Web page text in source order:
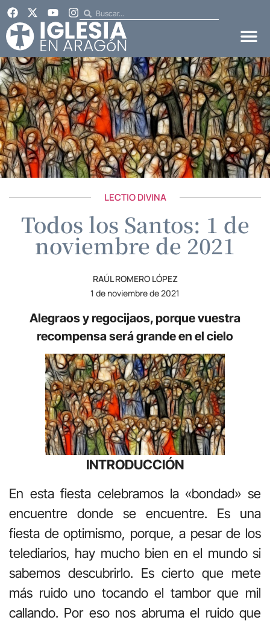
LECTIO DIVINA
Todos los Santos: 1 de
noviembre de 2021
RAÚL ROMERO LÓPEZ
1 de noviembre de 2021
Alegraos y regocijaos, porque vuestra
recompensa será grande en el cielo
INTRODUCCIÓN
En esta fiesta celebramos la «bondad» se
encuentre donde se encuentre. Es una
fiesta de optimismo, porque, a pesar de los
telediarios, hay mucho bien en el mundo si
sabemos descubrirlo. Es cierto que mete
más ruido uno tocando el tambor que mil
callando. Por eso nos abruma el ruido que